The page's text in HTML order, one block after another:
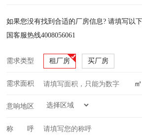
如果您没有找到合适的厂房信息? 请填写以
国客服热线4008056061
需求类型 租厂房 买厂房
需求面积 ㎡
意响地区
称 呼